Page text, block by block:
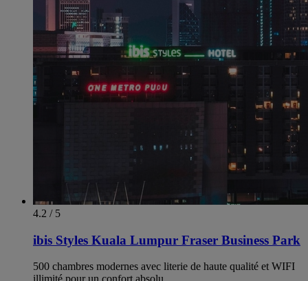
4.2 / 5
ibis Styles Kuala Lumpur Fraser Business Park
500 chambres modernes avec literie de haute qualité et WIFI